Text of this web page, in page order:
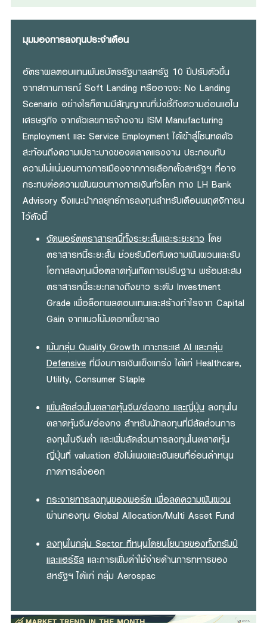
มุมมองการลงทุนประจำเดือน
อัตราผลตอบแทนพันธบัตรรัฐบาลสหรัฐ 10 ปีปรับตัวขึ้น
จากสถานการณ์ Soft Landing หรืออาจจะ No Landing
Scenario อย่างไรก็ตามมีสัญญาณที่บ่งชี้ถึงความอ่อนแอใน
เศรษฐกิจ จากตัวเลขการจ้างงาน ISM Manufacturing
Employment และ Service Employment ได้เข้าสู่โซนหดตัว
สะท้อนถึงความเปราะบางของตลาดแรงงาน ประกอบกับ
ความไม่แน่นอนทางการเมืองจากการเลือกตั้งสหรัฐฯ ที่อาจ
กระทบต่อความผันผวนทางการเงินทั่วโลก ทาง LH Bank
Advisory จึงแนะนำกลยุทธ์การลงทุนสำหรับเดือนพฤศจิกายน
ไว้ดังนี้
จัดพอร์ตตราสารหนี้ทั้งระยะสั้นและระยะยาว โดย
ตราสารหนี้ระยะสั้น ช่วยรับมือกับความผันผวนและรับ
โอกาสลงทุนเมื่อตลาดหุ้นเกิดการปรับฐาน พร้อมสะสม
ตราสารหนี้ระยะกลางถึงยาว ระดับ Investment
Grade เพื่อล็อกผลตอบแทนและสร้างกำไรจาก Capital
Gain จากแนวโน้มดอกเบี้ยขาลง
เน้นกลุ่ม Quality Growth เกาะกระแส AI และกลุ่ม
Defensive ที่มีงบการเงินแข็งแกร่ง ได้แก่ Healthcare,
Utility, Consumer Staple
เพิ่มสัดส่วนในตลาดหุ้นจีน/ฮ่องกง และญี่ปุ่น ลงทุนใน
ตลาดหุ้นจีน/ฮ่องกง สำหรับนักลงทุนที่มีสัดส่วนการ
ลงทุนในจีนต่ำ และเพิ่มสัดส่วนการลงทุนในตลาดหุ้น
ญี่ปุ่นที่ valuation ยังไม่แพงและเงินเยนที่อ่อนค่าหนุน
ภาคการส่งออก
กระจายการลงทุนของพอร์ต เพื่อลดความผันผวน
ผ่านกองทุน Global Allocation/Multi Asset Fund
ลงทุนในกลุ่ม Sector ที่หนุนโดยนโยบายของทั้งทรัมป์
และแฮร์ริส และการเพิ่มค่าใช้จ่ายด้านการทหารของ
สหรัฐฯ ได้แก่ กลุ่ม Aerospac